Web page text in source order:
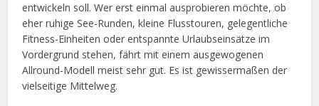
entwickeln soll. Wer erst einmal ausprobieren möchte, ob
eher ruhige See-Runden, kleine Flusstouren, gelegentliche
Fitness-Einheiten oder entspannte Urlaubseinsätze im
Vordergrund stehen, fährt mit einem ausgewogenen
Allround-Modell meist sehr gut. Es ist gewissermaßen der
vielseitige Mittelweg.